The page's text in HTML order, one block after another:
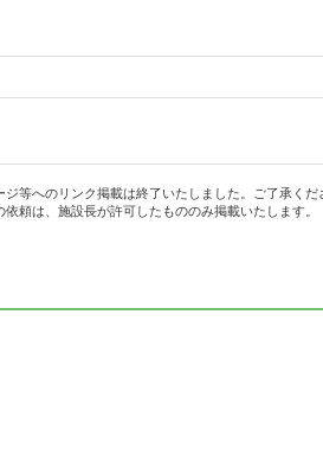
等へのリンク掲載は終了いたしました。ご了承くだ
頼は、施設長が許可したもののみ掲載いたします。